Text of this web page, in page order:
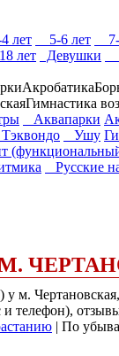
лет 5-6 лет 7-
лет Девушки
Акробатика
Гимнастика
Аквапарки
Ушу
Русские
м.
телефон),
| По